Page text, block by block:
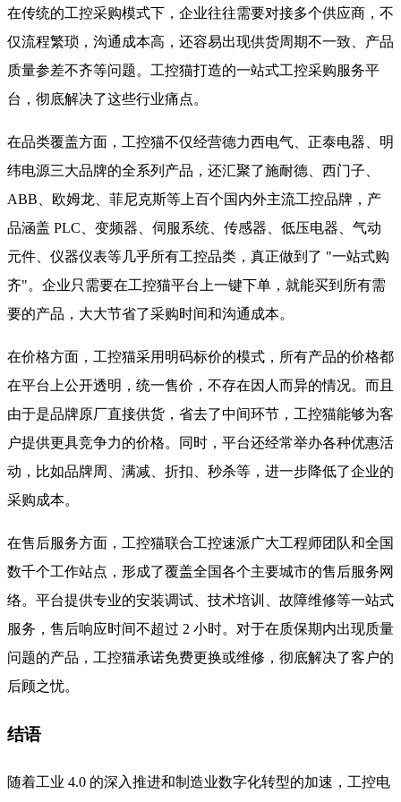
在传统的工控采购模式下，企业往往需要对接多个供应商，不
仅流程繁琐，沟通成本高，还容易出现供货周期不一致、产品
质量参差不齐等问题。工控猫打造的一站式工控采购服务平
台，彻底解决了这些行业痛点。
在品类覆盖方面，工控猫不仅经营德力西电气、正泰电器、明
纬电源三大品牌的全系列产品，还汇聚了施耐德、西门子、
ABB、欧姆龙、菲尼克斯等上百个国内外主流工控品牌，产
品涵盖 PLC、变频器、伺服系统、传感器、低压电器、气动
元件、仪器仪表等几乎所有工控品类，真正做到了 "一站式购
齐"。企业只需要在工控猫平台上一键下单，就能买到所有需
要的产品，大大节省了采购时间和沟通成本。
在价格方面，工控猫采用明码标价的模式，所有产品的价格都
在平台上公开透明，统一售价，不存在因人而异的情况。而且
由于是品牌原厂直接供货，省去了中间环节，工控猫能够为客
户提供更具竞争力的价格。同时，平台还经常举办各种优惠活
动，比如品牌周、满减、折扣、秒杀等，进一步降低了企业的
采购成本。
在售后服务方面，工控猫联合工控速派广大工程师团队和全国
数千个工作站点，形成了覆盖全国各个主要城市的售后服务网
络。平台提供专业的安装调试、技术培训、故障维修等一站式
服务，售后响应时间不超过 2 小时。对于在质保期内出现质量
问题的产品，工控猫承诺免费更换或维修，彻底解决了客户的
后顾之忧。
结语
随着工业 4.0 的深入推进和制造业数字化转型的加速，工控电